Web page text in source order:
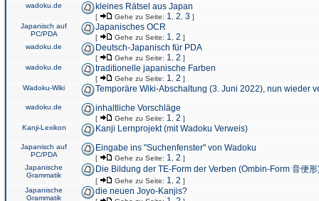
wadoku.de
kleines Rätsel aus Japan
[ Gehe zu Seite: 1 2 3 ]
Japanisch auf
PC/PDA
Japanisches OCR
[ Gehe zu Seite: 1 2 ]
wadoku.de
Deutsch-Japanisch für PDA
[ Gehe zu Seite: 1 2 ]
wadoku.de
traditionelle japanische Farben
[ Gehe zu Seite: 1 2 ]
Wadoku-Wiki
Temporäre Wiki-Abschaltung (3. Juni 2022), nun wieder
wadoku.de inhaltliche Vorschläge
[ Gehe zu Seite: 1 2 ]
Kanji-Lexikon
Kanji Lernprojekt (mit Wadoku Verweis)
Japanisch auf
PC/PDA
Eingabe ins "Suchenfenster" von Wadoku
[ Gehe zu Seite: 1 2 ]
Japanische
Grammatik
Die Bildung der TE-Form der Verben (Ombin-Form 音便形
[ Gehe zu Seite: 1 2 ]
Japanische
Grammatik
die neuen Joyo-Kanjis?